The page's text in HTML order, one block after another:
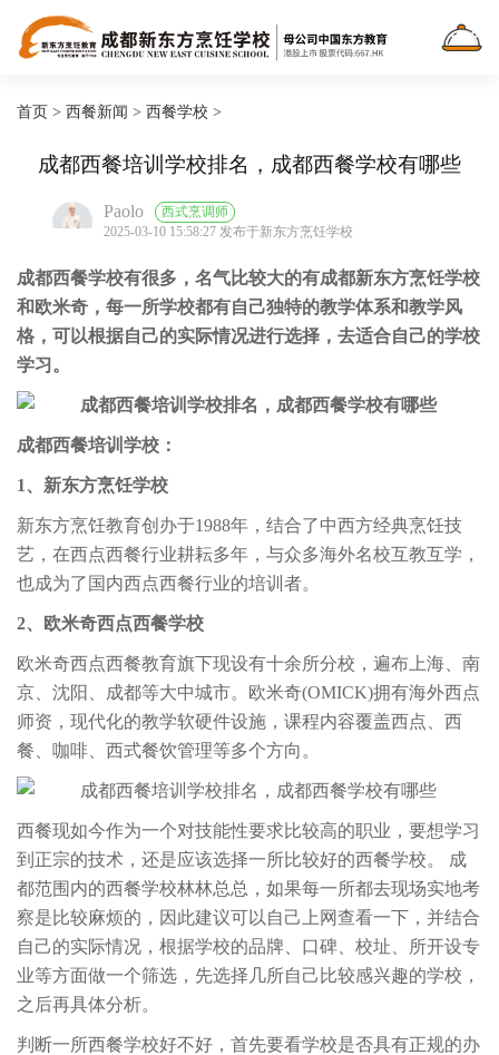
首页 > 西餐新闻 > 西餐学校 >
成都西餐培训学校排名，成都西餐学校有哪些
Paolo
西式烹调师
2025-03-10 15:58:27 发布于新东方烹饪学校
成都西餐学校有很多，名气比较大的有成都新东方烹饪学校
和欧米奇，每一所学校都有自己独特的教学体系和教学风
格，可以根据自己的实际情况进行选择，去适合自己的学校
学习。
成都西餐培训学校：
1、新东方烹饪学校
新东方烹饪教育创办于1988年，结合了中西方经典烹饪技
艺，在西点西餐行业耕耘多年，与众多海外名校互教互学，
也成为了国内西点西餐行业的培训者。
2、欧米奇西点西餐学校
欧米奇西点西餐教育旗下现设有十余所分校，遍布上海、南
京、沈阳、成都等大中城市。欧米奇(OMICK)拥有海外西点
师资，现代化的教学软硬件设施，课程内容覆盖西点、西
餐、咖啡、西式餐饮管理等多个方向。
西餐现如今作为一个对技能性要求比较高的职业，要想学习
到正宗的技术，还是应该选择一所比较好的西餐学校。 成
都范围内的西餐学校林林总总，如果每一所都去现场实地考
察是比较麻烦的，因此建议可以自己上网查看一下，并结合
自己的实际情况，根据学校的品牌、口碑、校址、所开设专
业等方面做一个筛选，先选择几所自己比较感兴趣的学校，
之后再具体分析。
判断一所西餐学校好不好，首先要看学校是否具有正规的办